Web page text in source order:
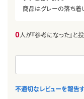
商品はグレーの落ち着
0人が『参考になった』と
不適切なレビューを報告